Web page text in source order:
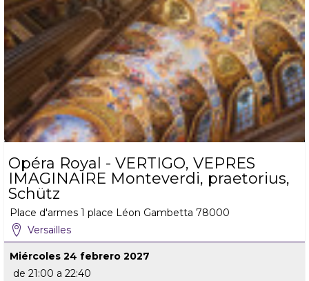
Opéra Royal - VERTIGO, VEPRES
IMAGINAIRE Monteverdi, praetorius,
Schütz
Place d'armes 1 place Léon Gambetta 78000
Versailles
Miércoles 24 febrero 2027
de 21:00 a 22:40